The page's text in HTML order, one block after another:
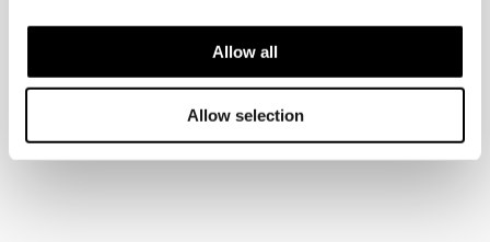
Allow all
Allow selection